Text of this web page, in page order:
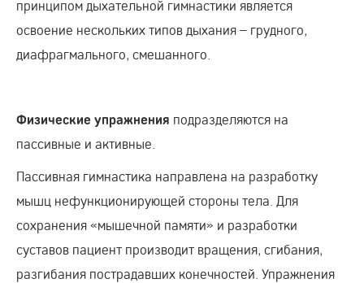
принципом дыхательной гимнастики является
освоение нескольких типов дыхания – грудного,
диафрагмального, смешанного.
Физические упражнения подразделяются на
пассивные и активные.
Пассивная гимнастика направлена на разработку
мышц нефункционирующей стороны тела. Для
сохранения «мышечной памяти» и разработки
суставов пациент производит вращения, сгибания,
разгибания пострадавших конечностей. Упражнения